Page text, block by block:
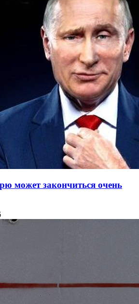
может закончиться очень